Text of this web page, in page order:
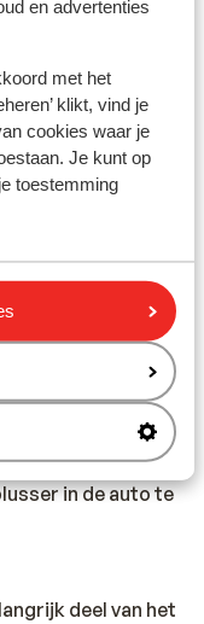
en advertenties
met het
klikt, vind je
cookies waar je
Je kunt op
toestemming
Het vignet is niet
te bestellen.
en
nemen als het
Het
vinden:
demande-
zaken in de
met reflecterende
dragen bij het
de bebouwde
zijn o.a. te
Frankrijk reist,
in de auto te
deel van het